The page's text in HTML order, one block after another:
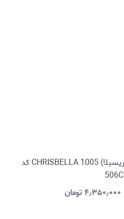
کوله پشتی پاکتی ساده (کریسبلا) CHRISBELLA 1005 کد
506C
۴٫۳۵۰٫۰۰۰ تومان